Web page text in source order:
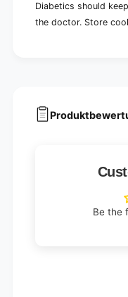
Diabetics should
the doctor. Store
Be the